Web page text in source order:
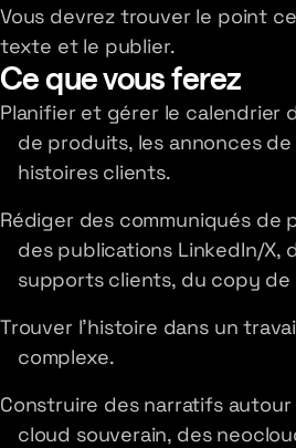
Vous devrez trouver le point
texte et le publier.
Ce que vous ferez
Planifier et gérer le calendrier
de produits, les annonces
histoires clients.
Rédiger des communiqués de
des publications LinkedIn/X,
supports clients, du copy de
Trouver l'histoire dans un
complexe.
Construire des narratifs
cloud souverain, des